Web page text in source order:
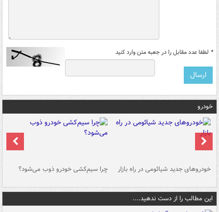
* لطفا عدد مقابل را در جعبه متن وارد کنید
خودرو
خودروهای جدید شیائومی در راه بازار چرا سیم‌کشی خودرو ذوب می‌شود؟
این مطالب را از دست ندهید....